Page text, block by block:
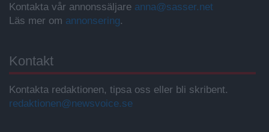
Kontakta vår annonssäljare anna@sasser.net
Läs mer om annonsering.
Kontakt
Kontakta redaktionen, tipsa oss eller bli skribent.
redaktionen@newsvoice.se